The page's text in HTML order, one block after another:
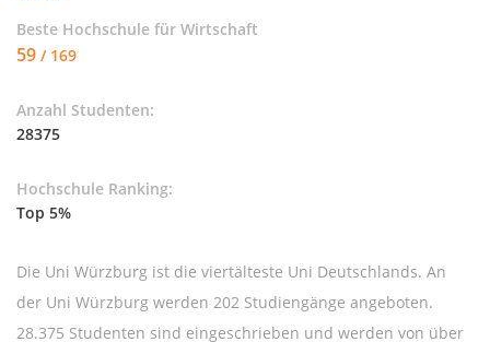
Beste Hochschule für Wirtschaft
59 / 169
Anzahl Studenten:
28375
Hochschule Ranking:
Top 5%
Die Uni Würzburg ist die viertälteste Uni Deutschlands. An
der Uni Würzburg werden 202 Studiengänge angeboten.
28.375 Studenten sind eingeschrieben und werden von über